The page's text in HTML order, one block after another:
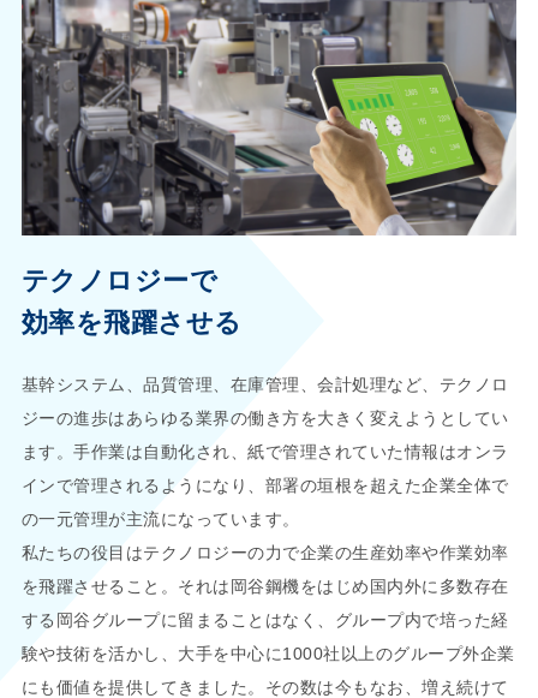
テクノロジーで
効率を飛躍させる
基幹システム、品質管理、在庫管理、会計処理など、テクノロ
ジーの進歩はあらゆる業界の働き方を大きく変えようとしてい
ます。手作業は自動化され、紙で管理されていた情報はオンラ
インで管理されるようになり、部署の垣根を超えた企業全体で
の一元管理が主流になっています。
私たちの役目はテクノロジーの力で企業の生産効率や作業効率
を飛躍させること。それは岡谷鋼機をはじめ国内外に多数存在
する岡谷グループに留まることはなく、グループ内で培った経
験や技術を活かし、大手を中心に1000社以上のグループ外企業
にも価値を提供してきました。その数は今もなお、増え続けて